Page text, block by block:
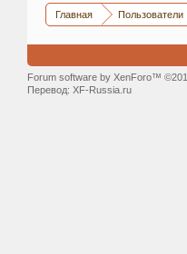
Главная Пользователи
Forum software by XenForo™
Перевод: XF-Russia.ru